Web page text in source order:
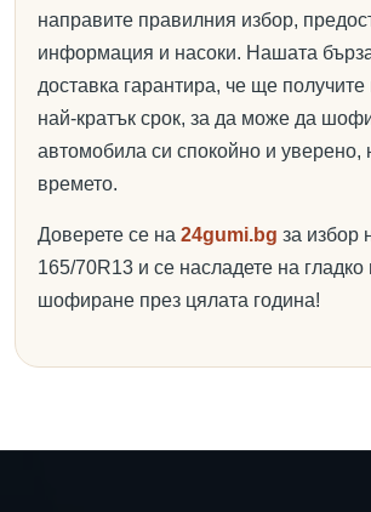
направите правилния избор,
информация и насоки. Нашата
доставка гарантира, че ще получите
най-кратък срок, за да може да
автомобила си спокойно и уверено,
времето.
Доверете се на 24gumi.bg за избор
165/70R13 и се насладете на гладко
шофиране през цялата година!